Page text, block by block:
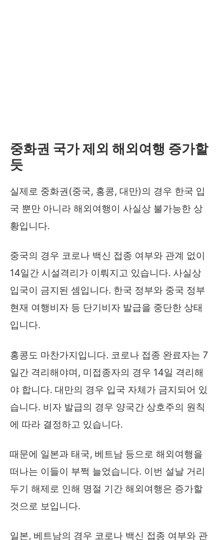
중화권 국가 제외 해외여행 증가할
듯
실제로 중화권(중국, 홍콩, 대만)의 경우 한국 입
국 뿐만 아니라 해외여행이 사실상 불가능한 상
황입니다.
중국의 경우 코로나 백신 접종 여부와 관계 없이
14일간 시설격리가 이뤄지고 있습니다. 사실상
입국이 금지된 셈입니다. 한국 정부와 중국 정부
현재 여행비자 등 단기비자 발급을 중단한 상태
입니다.
홍콩도 마찬가지입니다. 코로나 접종 완료자는 7
일간 격리해야며, 미접종자의 경우 14일 격리해
야 합니다. 대만의 경우 입국 자체가 금지되어 있
습니다. 비자 발급의 경우 양국간 상호주의 원칙
에 따라 결정하고 있습니다.
때문에 일본과 태국, 베트남 등으로 해외여행을
떠나는 이들이 부쩍 늘었습니다. 이번 설날 거리
두기 해제로 인해 명절 기간 해외여행은 증가할
것으로 보입니다.
일본, 베트남의 경우 코로나 백신 접종 여부와 관